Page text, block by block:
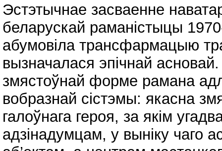
Эстэтычнае засваенне
беларускай раманістыцы
абумовіла трансфармацыю
вызначалася эпічнай
змястоўнай форме рамана
вобразнай сістэмы: якасна
галоўнага героя, за якім
адзінадумцам, у выніку чаго